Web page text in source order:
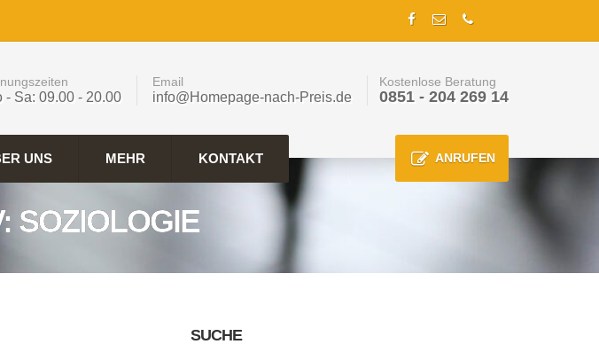
- Sa: 09.00 - 20.00
Email
info@Homepage-nach-Preis.de
Kostenlose Beratung
0851 - 204 269 14
UNS MEHR KONTAKT ANRUFEN
SOZIOLOGIE
SUCHE